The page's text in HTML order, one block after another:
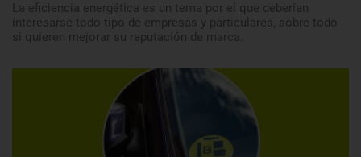
La eficiencia energética es un tema por el que deberían
interesarse todo tipo de empresas y particulares, sobre todo
si quieren mejorar su reputación de marca.